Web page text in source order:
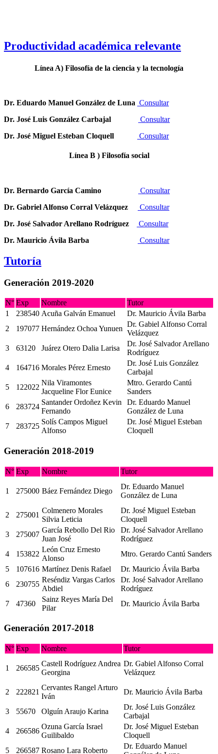
Productividad académica relevante
Línea A) Filosofía de la ciencia y la tecnología
Dr. Eduardo Manuel González de Luna Consultar
Dr. José Luis González Carbajal
Consultar
Dr. José Miguel Esteban Cloquell
Consultar
Línea B ) Filosofía social
Dr. Bernardo García Camino
Consultar
Dr. Gabriel Alfonso Corral Velázquez
Consultar
Dr. José Salvador Arellano Rodríguez
Consultar
Dr. Mauricio Ávila Barba
Consultar
Tutoría
Generación 2019-2020
N° Exp Nombre
Tutor
1
238540 Acuña Galván Emanuel
Dr. Mauricio Ávila Barba
2
197077 Hernández Ochoa Yunuen
Dr. Gabiel Alfonso Corral
Velázquez
3
63120 Juárez Otero Dalia Larisa
Dr. José Salvador Arellano
Rodríguez
4
164716 Morales Pérez Ernesto
Dr. José Luis González
Carbajal
5
122022
Nila Viramontes
Jacqueline Flor Eunice
Mtro. Gerardo Cantú
Sanders
6
283724
Santander Ordoñez Kevin
Fernando
Dr. Eduardo Manuel
González de Luna
7
283725
Solís Campos Miguel
Alfonso
Dr. José Miguel Esteban
Cloquell
Generación 2018-2019
N° Exp Nombre Tutor
1 275000 Báez Fernández Diego
Dr. Eduardo Manuel
González de Luna
2 275001
Colmenero Morales
Silvia Leticia
Dr. José Miguel Esteban
Cloquell
3
275007
García Rebollo Del Rio
Juan José
Dr. José Salvador Arellano
Rodríguez
4
153822
León Cruz Ernesto
Alonso
Mtro. Gerardo Cantú Sanders
5
107616 Martínez Denis Rafael
Dr. Mauricio Ávila Barba
6
230755
Reséndiz Vargas Carlos
Abdiel
Dr. José Salvador Arellano
Rodríguez
7
47360
Sainz Reyes María Del
Pilar
Dr. Mauricio Ávila Barba
Generación 2017-2018
N° Exp Nombre Tutor
1 266585
Castell Rodríguez Andrea
Georgina
Dr. Gabiel Alfonso Corral
Velázquez
2 222821
Cervantes Rangel Arturo
Iván
Dr. Mauricio Ávila Barba
3 55670 Olguín Araujo Karina
Dr. José Luis González
Carbajal
4
266586
Ozuna García Israel
Guilibaldo
Dr. José Miguel Esteban
Cloquell
5
266587 Rosano Lara Roberto
Dr. Eduardo Manuel